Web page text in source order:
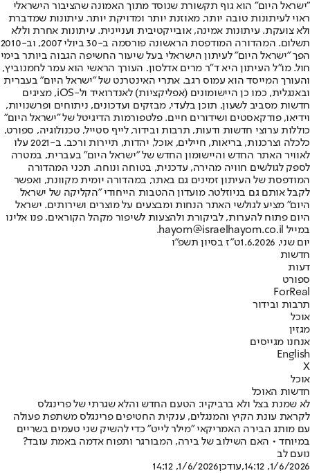
"ישראל היום" הוא גוף תקשורת שנוסד מתוך האמונה שהציבור הישראלי
ראוי לעיתונות טובה יותר, מאוזנת יותר ומדויקת יותר. עיתונות שמדברת
ולא צועקת. עיתונות אמינה, אובייקטיבית ועניינית. עיתונות אחרת וללא
תשלום. המהדורה המודפסת הראשונה פורסמה ב-30 ביולי 2007, וב-2010
הפך "ישראל היום" לעיתון הישראלי בעל שיעור החשיפה הגבוה ביותר בימי
חול. מו"ל העיתון היא ד"ר מרים אדלסון. העורך הראשי הוא עמר לחמנוביץ,
והעורך המייסד הוא עמוס רגב. אתרי האינטרנט של "ישראל היום" בעברית
ובאנגלית, כמו כן היישומונים (אפליקציות) לאנדרואיד ול-iOS, מציגים
חדשות מסביב לשעון, תוכן בלעדי, מבזקים ועדכונים, ניתוחים ופרשנויות,
וידיאו, פודקאסטים ושידורים חיים. פלטפורמות הדיגיטל של "ישראל היום"
כוללות ערוצי חדשות ודעות, תרבות ובידור, לייף סטייל, טכנולוגיה, ספורט,
כלכלה וצרכנות, בריאות, חיילים, אוכל, יהדות, תיירות ורכב. ב-2021 עלו
לאוויר האתר החדש והיישומון החדש של "ישראל היום" בעברית, במטרה
לספק לגולשים חוויה מהירה, עדכנית, בטוחה ונוחה. תכני המהדורה
המודפסת של העיתון זמינים גם באתר, במהדורה יומית מקוונת, ואפשר
לקבל אותם גם בניוזלטר. מועדון ההטבות הייחודי "הקליקה של ישראל
היום" מציע לגולשי האתר הנחות ומבצעים על מוצרים ושירותים. ישראל
היום פתוח להערות, לביקורת ולהצעות לשיפור מקהל הקוראים. פנו אלינו
במייל hayom@israelhayom.co.il.
יום שני, 1.6.2026
ט"ז בסיון תשפ"ו
חדשות
דעות
ספורט
ForReal
תרבות ובידור
אוכל
מגזין
אנחנו מגייסים
English
X
אוכל
חדשות האוכל
לא שמנת בצל ולא ברביקיו: הטעם החדש והלא שגרתי של פרינגלס
לקראת עונת הקיץ והמנגלים, ענקית החטיפים פרינגלס משתפת פעולה
עם מותג הבירה האמריקאי "מילר לייט" כדי להשיק שני טעמים בשריים
במיוחד • האם השילוב של בירה, המבורגר ותפוח אדמה באמת עובד?
נועם לב
1/6/2026, 14:12
,עודכן1/6/2026, 14:12